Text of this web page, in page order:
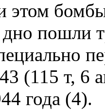
этом
дно пошли
(115 т, 6
года (4).